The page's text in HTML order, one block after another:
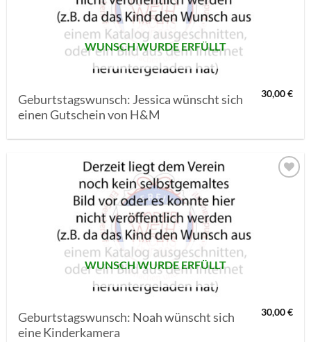
WUNSCH WURDE ERFÜLLT
Geburtstagswunsch: Jessica wünscht sich
einen Gutschein von H&M
30,00€
WUNSCH WURDE ERFÜLLT
Geburtstagswunsch: Noah wünscht sich
eine Kinderkamera
30,00€